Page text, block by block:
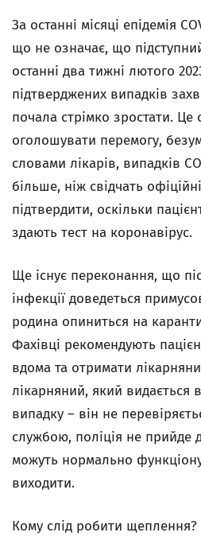
За останні місяці епідемія
що не означає, що
останні два тижні лютого
підтверджених випадків
почала стрімко зростати. Це
оголошувати перемогу,
словами лікарів, випадків
більше, ніж свідчать
підтвердити, оскільки
здають тест на коронавірус.
Ще існує переконання, що
інфекції доведеться
родина опиниться на
Фахівці рекомендують
вдома та отримати
лікарняний, який видається
випадку – він не
службою, поліція не прийде
можуть нормально
виходити.
Кому слід робити